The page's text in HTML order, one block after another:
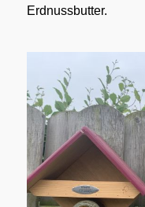
Erdnussbutter.